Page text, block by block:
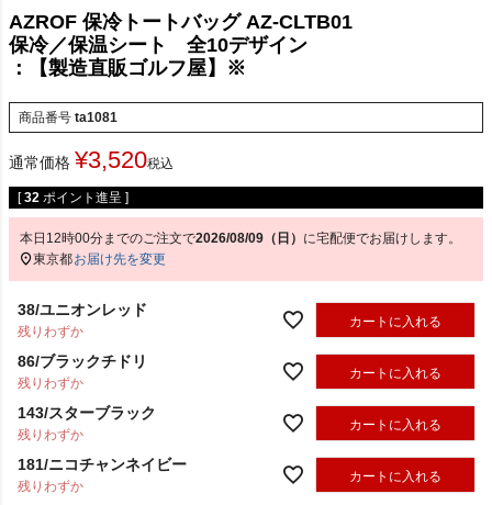
AZROF 保冷トートバッグ AZ-CLTB01
保冷／保温シート 全10デザイン
：【製造直販ゴルフ屋】※
商品番号 ta1081
通常価格 ¥3,520税込
[ 32 ポイント進呈 ]
本日 12時00分までのご注文で2026/08/09（日） に宅配便でお届けします。
東京都お届け先を変更
38/ユニオンレッド
残りわずか
カートに入れる
86/ブラックチドリ
残りわずか
カートに入れる
143/スターブラック
残りわずか
カートに入れる
181/ニコチャンネイビー
残りわずか
カートに入れる